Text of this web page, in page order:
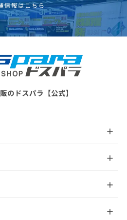
情報はこちら
のドスパラ【公式】